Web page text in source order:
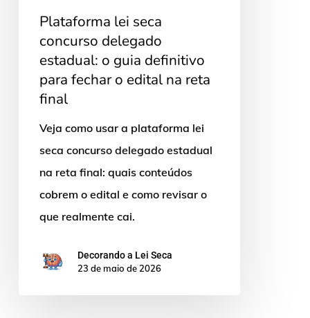
edital
Plataforma lei seca
concurso delegado
estadual: o guia definitivo
para fechar o edital na reta
final
Veja como usar a plataforma lei
seca concurso delegado estadual
na reta final: quais conteúdos
cobrem o edital e como revisar o
que realmente cai.
Decorando a Lei Seca
23 de maio de 2026